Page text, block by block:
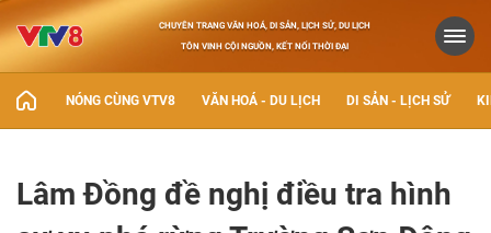
CHUYÊN TRANG VĂN HOÁ, DI SẢN, LỊCH SỬ, DU LỊCH
TÔN VINH CỘI NGUỒN, KẾT NỐI THỜI ĐẠI
NÓNG CÙNG VTV8 VĂN HOÁ - DU LỊCH DI SẢN - LỊCH SỬ
Lâm Đồng đề nghị điều tra hình